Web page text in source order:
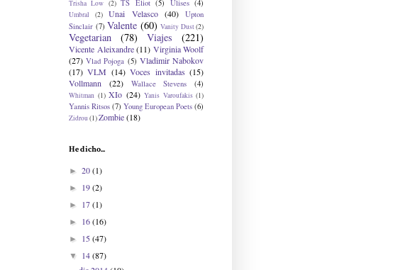
Trisha Low (2) TS Eliot (5) Ulises (4)
Umbral (2) Unai Velasco (40)
Upton
Sinclair (7) Valente (60) Vanity Dust(2)
Vegetarian (78) Viajes (221)
Vicente Aleixandre (11) Virginia Woolf
(27) Vlad Pojoga (5) Vladimir Nabokov
(17) VLM (14) Voces invitadas (15)
Vollmann
(22) Wallace Stevens (4)
Whitman (1) XIo (24) Yanis Varoufakis (1)
Yannis Ritsos (7) Young European Poets (6)
Zidrou(1)Zombie(18)
He dicho...
► 20(1)
► 19(2)
► 17(1)
► 16(16)
► 15(47)
▼ 14(87)